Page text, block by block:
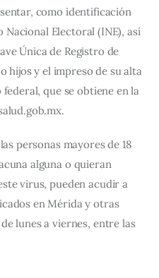
como identificación
Electoral (INE), así
Única de Registro de
hijos y el impreso de su alta
que se obtiene en la
personas mayores de 18
alguna o quieran
virus, pueden acudir a
en Mérida y otras
lunes a viernes, entre las